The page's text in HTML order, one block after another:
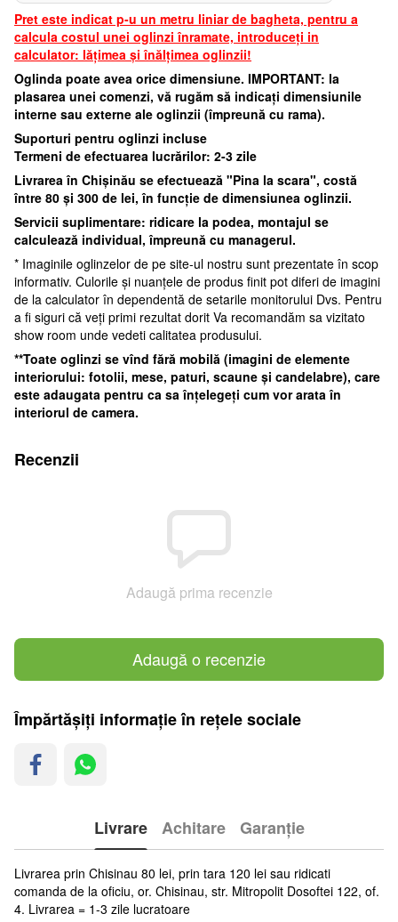
Pret este indicat p-u un metru liniar de bagheta, pentru a
calcula costul unei oglinzi înramate, introduceți in
calculator: lățimea și înălțimea oglinzii!
Oglinda poate avea orice dimensiune. IMPORTANT: la
plasarea unei comenzi, vă rugăm să indicați dimensiunile
interne sau externe ale oglinzii (împreună cu rama).
Suporturi pentru oglinzi incluse
Termeni de efectuarea lucrărilor: 2-3 zile
Livrarea în Chișinău se efectuează "Pina la scara", costă
între 80 și 300 de lei, în funcție de dimensiunea oglinzii.
Servicii suplimentare: ridicare la podea, montajul se
calculează individual, împreună cu managerul.
* Imaginile oglinzelor de pe site-ul nostru sunt prezentate în scop
informativ. Culorile și nuanțele de produs finit pot diferi de imagini
de la calculator în dependentă de setarile monitorului Dvs. Pentru
a fi siguri că veți primi rezultat dorit Va recomandăm sa vizitato
show room unde vedeti calitatea produsului.
**Toate oglinzi se vînd fără mobilă (imagini de elemente
interiorului: fotolii, mese, paturi, scaune și candelabre), care
este adaugata pentru ca sa înțelegeți cum vor arata în
interiorul de camera.
Recenzii
Adaugă prima recenzie
Adaugă o recenzie
Împărtășiți informație în rețele sociale
Livrare Achitare Garanție
Livrarea prin Chisinau 80 lei, prin tara 120 lei sau ridicati
comanda de la oficiu, or. Chisinau, str. Mitropolit Dosoftei 122, of.
4. Livrarea = 1-3 zile lucratoare